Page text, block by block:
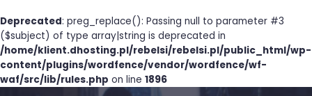
Deprecated : preg_replace(): Passing null to parameter #3
($subject) of type array|string is deprecated in
/home/klient.dhosting.pl/rebelsi/rebelsi.pl/public_html/wp-
content/plugins/wordfence/vendor/wordfence/wf-
waf/src/lib/rules.php on line 1896